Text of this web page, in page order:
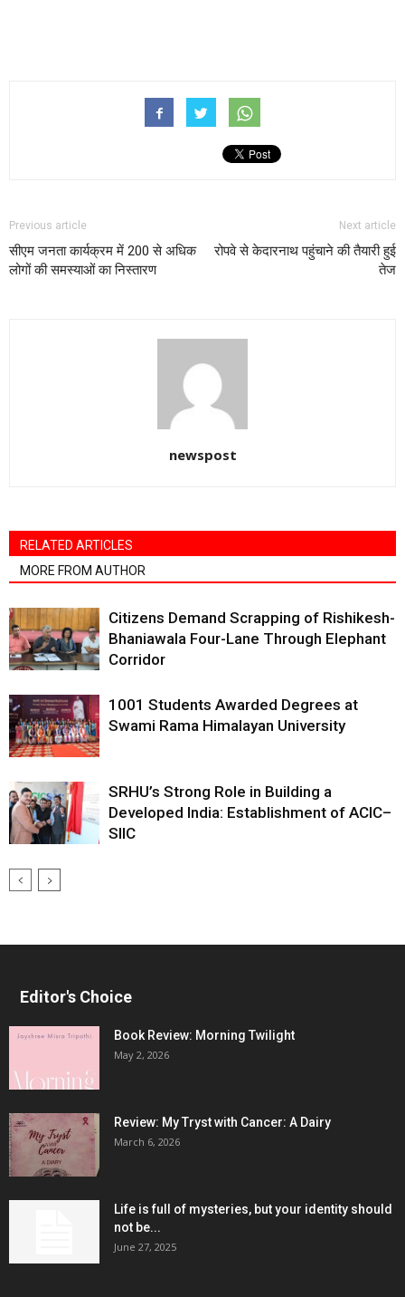
Previous article
सीएम जनता कार्यक्रम में 200 से अधिक
लोगों की समस्याओं का निस्तारण
Next article
रोपवे से केदारनाथ पहुंचाने की तैयारी हुई
तेज
newspost
RELATED ARTICLES
MORE FROM AUTHOR
Citizens Demand Scrapping of Rishikesh-
Bhaniawala Four-Lane Through Elephant
Corridor
1001 Students Awarded Degrees at
Swami Rama Himalayan University
SRHU’s Strong Role in Building a
Developed India: Establishment of ACIC–
SIIC
Editor's Choice
Book Review: Morning Twilight
May 2, 2026
Review: My Tryst with Cancer: A Dairy
March 6, 2026
Life is full of mysteries, but your identity should
not be...
June 27, 2025